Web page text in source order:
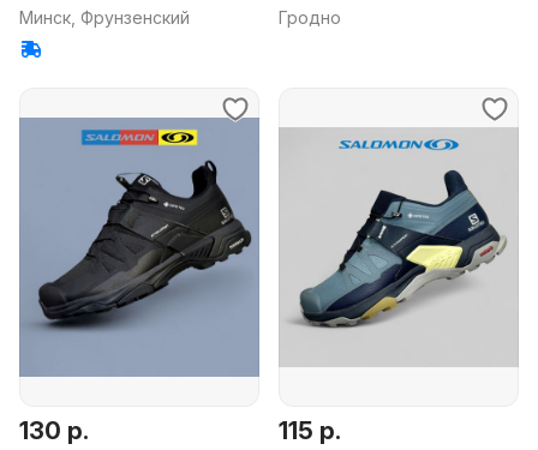
Минск, Фрунзенский
Гродно
130 р. 115 р.